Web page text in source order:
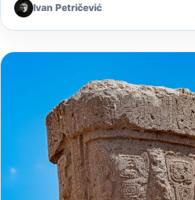
Ivan Petričević